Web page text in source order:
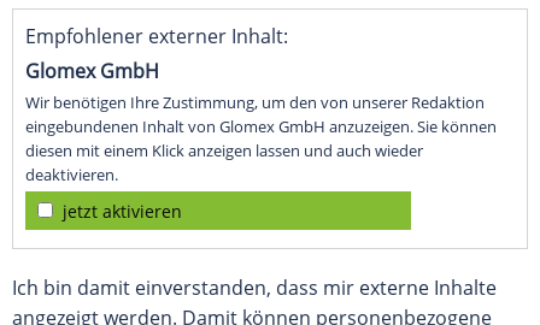
Empfohlener externer Inhalt:
Glomex GmbH
Wir benötigen Ihre Zustimmung, um den von unserer Redaktion
eingebundenen Inhalt von Glomex GmbH anzuzeigen. Sie können
diesen mit einem Klick anzeigen lassen und auch wieder
deaktivieren.
jetzt aktivieren
Ich bin damit einverstanden, dass mir externe Inhalte
angezeigt werden. Damit können personenbezogene